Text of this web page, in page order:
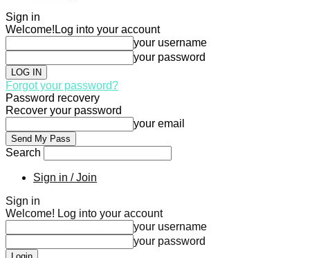
Sign in
Welcome! Log into your account
your username
your password
Forgot your password?
Password recovery
Recover your password
your email
Search
Sign in / Join
Sign in
Welcome! Log into your account
your username
your password